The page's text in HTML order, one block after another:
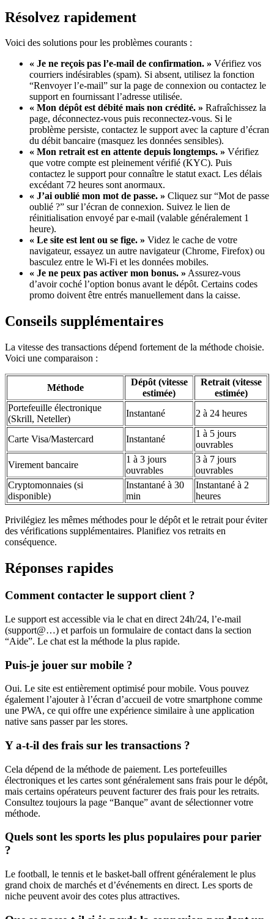
Résolvez rapidement
Voici des solutions pour les problèmes courants :
« Je ne reçois pas l’e-mail de confirmation. » Vérifiez vos
courriers indésirables (spam). Si absent, utilisez la fonction
“Renvoyer l’e-mail” sur la page de connexion ou contactez le
support en fournissant l’adresse utilisée.
« Mon dépôt est débité mais non crédité. » Rafraîchissez la
page, déconnectez-vous puis reconnectez-vous. Si le
problème persiste, contactez le support avec la capture d’écran
du débit bancaire (masquez les données sensibles).
« Mon retrait est en attente depuis longtemps. » Vérifiez
que votre compte est pleinement vérifié (KYC). Puis
contactez le support pour connaître le statut exact. Les délais
excédant 72 heures sont anormaux.
« J’ai oublié mon mot de passe. » Cliquez sur “Mot de passe
oublié ?” sur l’écran de connexion. Suivez le lien de
réinitialisation envoyé par e-mail (valable généralement 1
heure).
« Le site est lent ou se fige. » Videz le cache de votre
navigateur, essayez un autre navigateur (Chrome, Firefox) ou
basculez entre le Wi-Fi et les données mobiles.
« Je ne peux pas activer mon bonus. » Assurez-vous
d’avoir coché l’option bonus avant le dépôt. Certains codes
promo doivent être entrés manuellement dans la caisse.
Conseils supplémentaires
La vitesse des transactions dépend fortement de la méthode choisie.
Voici une comparaison :
Méthode
Dépôt (vitesse
estimée)
Retrait (vitesse
estimée)
Portefeuille électronique
(Skrill, Neteller)
Instantané 2 à 24 heures
Carte Visa/Mastercard Instantané
1 à 5 jours
ouvrables
Virement bancaire
1 à 3 jours
ouvrables
3 à 7 jours
ouvrables
Cryptomonnaies (si
disponible)
Instantané à 30
min
Instantané à 2
heures
Privilégiez les mêmes méthodes pour le dépôt et le retrait pour éviter
des vérifications supplémentaires. Planifiez vos retraits en
conséquence.
Réponses rapides
Comment contacter le support client ?
Le support est accessible via le chat en direct 24h/24, l’e-mail
(support@…) et parfois un formulaire de contact dans la section
“Aide”. Le chat est la méthode la plus rapide.
Puis-je jouer sur mobile ?
Oui. Le site est entièrement optimisé pour mobile. Vous pouvez
également l’ajouter à l’écran d’accueil de votre smartphone comme
une PWA, ce qui offre une expérience similaire à une application
native sans passer par les stores.
Y a-t-il des frais sur les transactions ?
Cela dépend de la méthode de paiement. Les portefeuilles
électroniques et les cartes sont généralement sans frais pour le dépôt,
mais certains opérateurs peuvent facturer des frais pour les retraits.
Consultez toujours la page “Banque” avant de sélectionner votre
méthode.
Quels sont les sports les plus populaires pour parier
?
Le football, le tennis et le basket-ball offrent généralement le plus
grand choix de marchés et d’événements en direct. Les sports de
niche peuvent avoir des cotes plus attractives.